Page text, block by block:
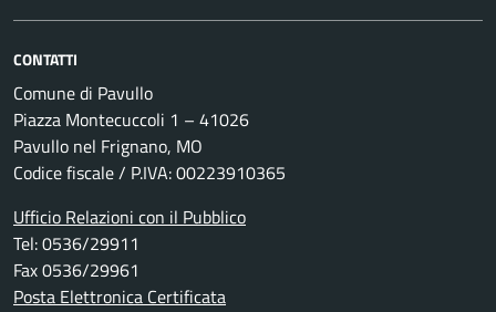
CONTATTI
Comune di Pavullo
Piazza Montecuccoli 1 – 41026
Pavullo nel Frignano, MO
Codice fiscale / P.IVA: 00223910365
Ufficio Relazioni con il Pubblico
Tel: 0536/29911
Fax 0536/29961
Posta Elettronica Certificata